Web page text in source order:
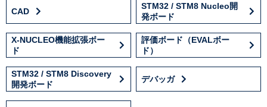
CAD
STM32 / STM8 Nucleo開
発ボード
X-NUCLEO機能拡張ボー
ド
評価ボード（EVALボー
ド）
STM32 / STM8 Discovery
開発ボード
デバッガ